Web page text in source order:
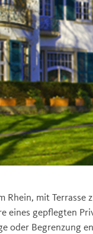
mit Terrasse
eines gepflegten
oder Begrenzung